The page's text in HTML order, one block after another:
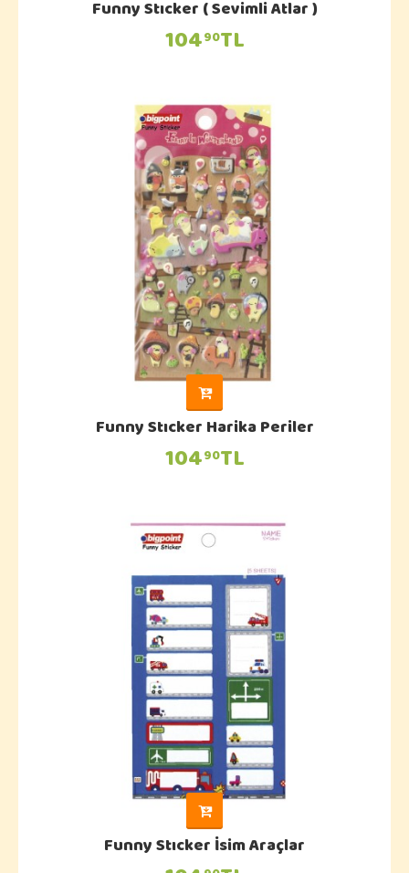
Funny Stıcker ( Sevimli Atlar )
10490TL
Funny Stıcker Harika Periler
10490TL
Funny Stıcker İsim Araçlar